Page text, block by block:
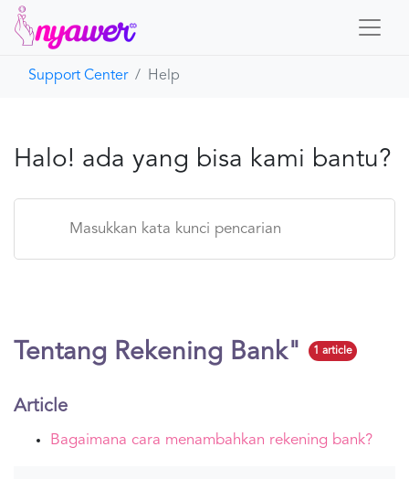
Beranda
Hubungi Kami
Support Center Help
Halo! ada yang bisa kami bantu?
Tentang Rekening Bank" 1 article
Article
Bagaimana cara menambahkan rekening bank?